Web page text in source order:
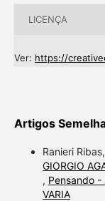
LICENÇA
Ver: https://
Artigos
Ranieri Ribas,
GIORGIO
, Pensando -
VARIA